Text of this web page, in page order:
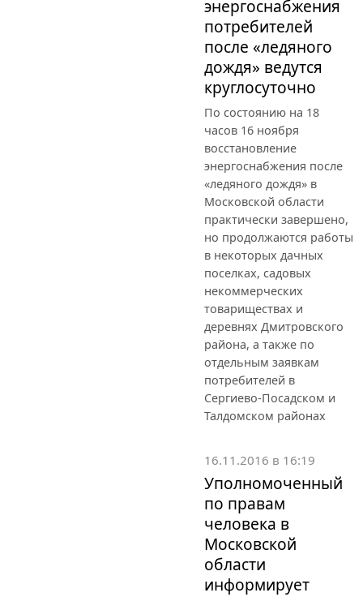
энергоснабжения
потребителей
после «ледяного
дождя» ведутся
круглосуточно
По состоянию на 18
часов 16 ноября
восстановление
энергоснабжения после
«ледяного дождя» в
Московской области
практически завершено,
но продолжаются работы
в некоторых дачных
поселках, садовых
некоммерческих
товариществах и
деревнях Дмитровского
района, а также по
отдельным заявкам
потребителей в
Сергиево-Посадском и
Талдомском районах
16.11.2016 в 16:19
Уполномоченный
по правам
человека в
Московской
области
информирует